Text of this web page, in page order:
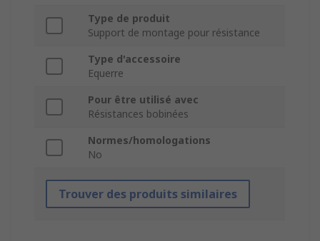
Type de produit
Support de montage pour résistance
Type d'accessoire
Equerre
Pour être utilisé avec
Résistances bobinées
Normes/homologations
No
Trouver des produits similaires